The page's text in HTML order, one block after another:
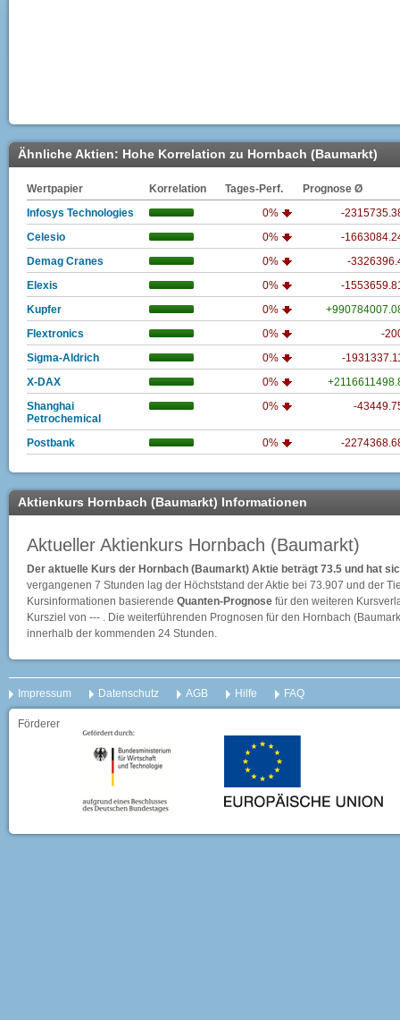
Ähnliche Aktien: Hohe Korrelation zu Hornbach (Baumarkt)
Wertpapier Korrelation Tages-Perf.
Prognose Ø
Infosys Technologies
0%
-
Celesio
0%
-
Demag Cranes
0%
-
Elexis
0%
-
Kupfer
0%
Flextronics
0%
-
Sigma-Aldrich
0%
-
X-DAX
0%
Shanghai
Petrochemical
0% -
Postbank 0% -
Aktienkurs Hornbach (Baumarkt) Informationen
Aktueller Aktienkurs Hornbach (Baumarkt)
Der aktuelle Kurs der Hornbach (Baumarkt) Aktie beträgt 73.5 und hat
vergangenen 7 Stunden lag der Höchststand der Aktie bei 73.907 und der
Kursinformationen basierende Quanten-Prognose für den weiteren
Kursziel von --- . Die weiterführenden Prognosen für den Hornbach
innerhalb der kommenden 24 Stunden.
Impressum Datenschutz AGB Hilfe FAQ
Förderer